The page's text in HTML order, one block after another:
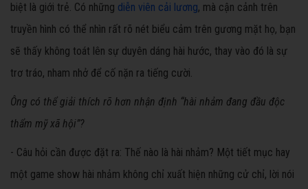
biệt là giới trẻ. Có những diễn viên cải lương, mà cận cảnh trên
truyền hình có thể nhìn rất rõ nét biểu cảm trên gương mặt họ, bạn
sẽ thấy không toát lên sự duyên dáng hài hước, thay vào đó là sự
trơ tráo, nham nhở để cố nặn ra tiếng cười.
Ông có thể giải thích rõ hơn nhận định “hài nhảm đang đầu độc
thẩm mỹ xã hội”?
- Câu hỏi cần được đặt ra: Thế nào là hài nhảm? Một tiết mục hay
một game show hài nhảm không chỉ xuất hiện những cử chỉ, lời nói